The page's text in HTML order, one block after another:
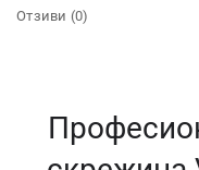
Отзиви (0)